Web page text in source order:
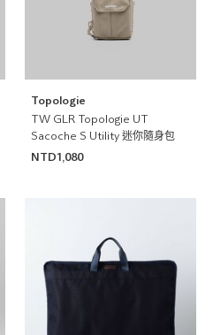
Topologie
TW GLR Topologie UT
Sacoche S Utility 迷你隨身包
NTD1,080